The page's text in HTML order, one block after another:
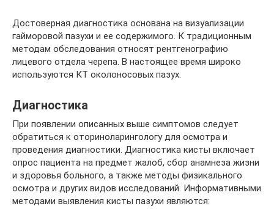
Достоверная диагностика основана на визуализации
гайморовой пазухи и ее содержимого. К традиционным
методам обследования относят рентгенографию
лицевого отдела черепа. В настоящее время широко
используются КТ околоносовых пазух.
Диагностика
При появлении описанных выше симптомов следует
обратиться к оториноларингологу для осмотра и
проведения диагностики. Диагностика кисты включает
опрос пациента на предмет жалоб, сбор анамнеза жизни
и здоровья больного, а также методы физикального
осмотра и других видов исследований. Информативными
методами выявления кисты пазухи являются: